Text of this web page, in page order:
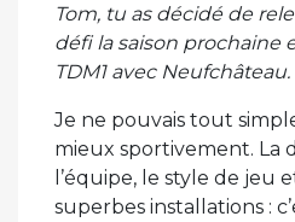
Tom, tu as décidé de
défi la saison prochaine
TDM1 avec Neufchâteau.
Je ne pouvais tout
mieux sportivement. La
l’équipe, le style de jeu
superbes installations :